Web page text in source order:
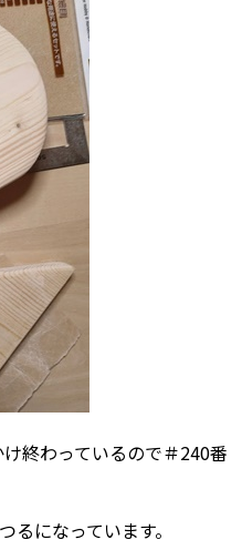
終わっているので＃240番
るになっています。